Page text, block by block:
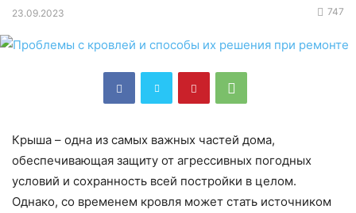
23.09.2023 747
Крыша – одна из самых важных частей дома,
обеспечивающая защиту от агрессивных погодных
условий и сохранность всей постройки в целом.
Однако, со временем кровля может стать источником